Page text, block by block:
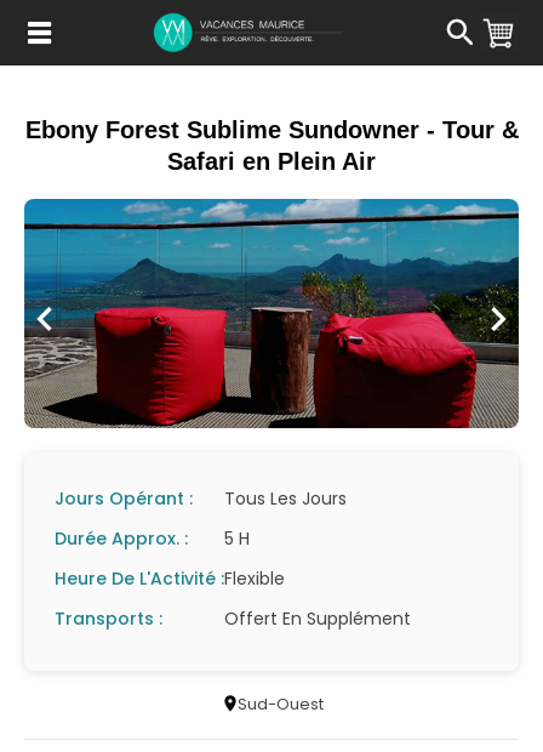
Contenu
Ebony Forest Sublime Sundowner - Tour &
Safari en Plein Air
Jours Opérant :
Tous Les Jours
Durée Approx. :
5 H
Heure De L'Activité :Flexible
Transports :
Offert En Supplément
Sud-Ouest